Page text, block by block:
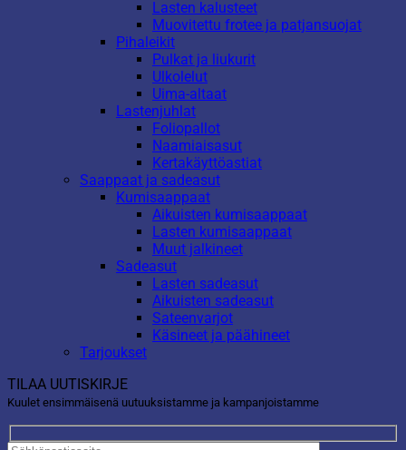
Lasten kalusteet
Muovitettu frotee ja patjansuojat
Pihaleikit
Pulkat ja liukurit
Ulkolelut
Uima-altaat
Lastenjuhlat
Foliopallot
Naamiaisasut
Kertakäyttöastiat
Saappaat ja sadeasut
Kumisaappaat
Aikuisten kumisaappaat
Lasten kumisaappaat
Muut jalkineet
Sadeasut
Lasten sadeasut
Aikuisten sadeasut
Sateenvarjot
Käsineet ja päähineet
Tarjoukset
TILAA UUTISKIRJE
Kuulet ensimmäisenä uutuuksistamme ja kampanjoistamme